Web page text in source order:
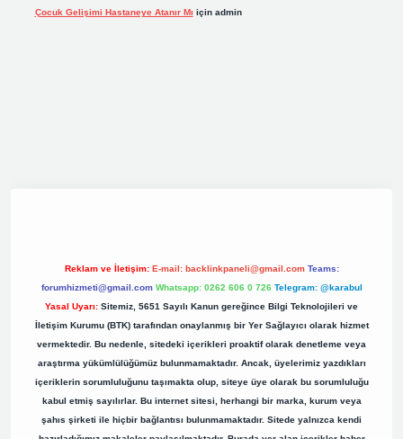
Çocuk Gelişimi Hastaneye Atanır Mı için admin
Reklam ve İletişim: E-mail: backlinkpaneli@gmail.com Teams:
forumhizmeti@gmail.com Whatsapp: 0262 606 0 726 Telegram: @karabul
Yasal Uyarı: Sitemiz, 5651 Sayılı Kanun gereğince Bilgi Teknolojileri ve
İletişim Kurumu (BTK) tarafından onaylanmış bir Yer Sağlayıcı olarak hizmet
vermektedir. Bu nedenle, sitedeki içerikleri proaktif olarak denetleme veya
araştırma yükümlülüğümüz bulunmamaktadır. Ancak, üyelerimiz yazdıkları
içeriklerin sorumluluğunu taşımakta olup, siteye üye olarak bu sorumluluğu
kabul etmiş sayılırlar. Bu internet sitesi, herhangi bir marka, kurum veya
şahıs şirketi ile hiçbir bağlantısı bulunmamaktadır. Sitede yalnızca kendi